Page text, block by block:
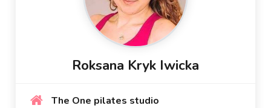
Roksana Kryk Iwicka
The One pilates studio